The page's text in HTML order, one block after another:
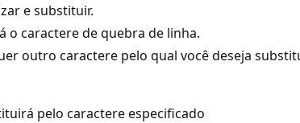
e substituir.
o caractere de quebra de linha.
outro caractere pelo qual você deseja
pelo caractere especificado